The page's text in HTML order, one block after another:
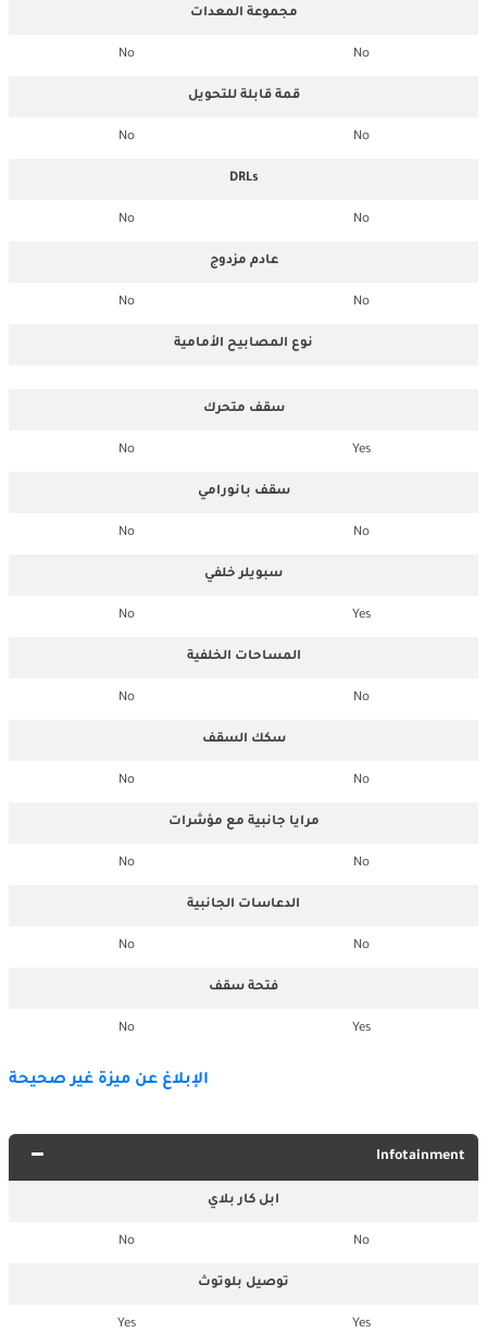
مجموعة المعدات
No
No
قمة قابلة للتحويل
No
No
DRLs
No
No
عادم مزدوج
No
No
نوع المصابيح الأمامية
سقف متحرك
Yes
No
سقف بانورامي
No
No
سبويلر خلفي
Yes
No
المساحات الخلفية
No
No
سكك السقف
No
No
مرايا جانبية مع مؤشرات
No
No
الدعاسات الجانبية
No
No
فتحة سقف
Yes
No
الإبلاغ عن ميزة غير صحيحة
Infotainment
ابل كار بلاي
No
No
توصيل بلوتوث
Yes
Yes